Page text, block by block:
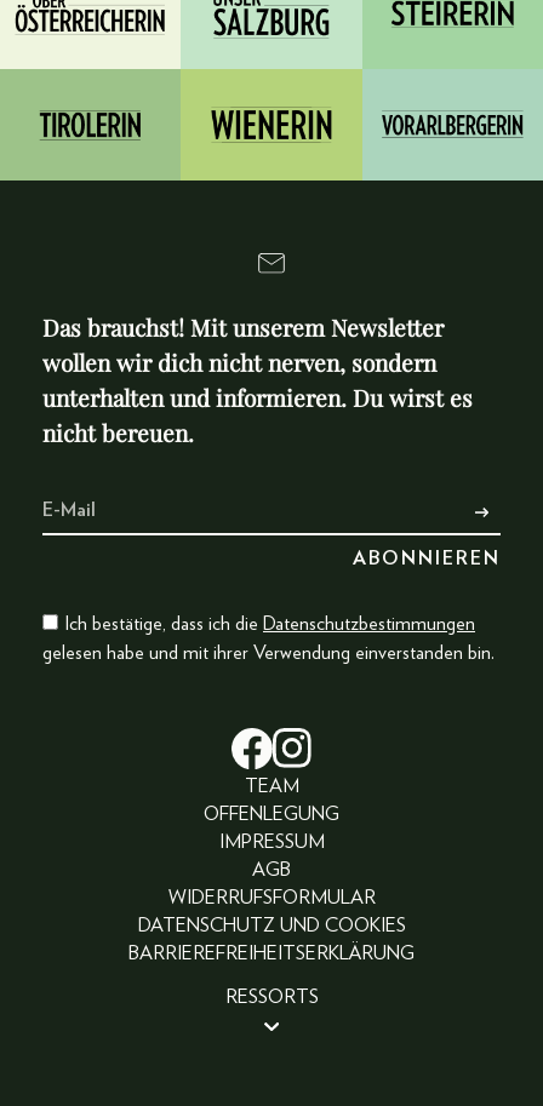
Das brauchst! Mit unserem Newsletter
wollen wir dich nicht nerven, sondern
unterhalten und informieren. Du wirst es
nicht bereuen.
Ich bestätige, dass ich die Datenschutzbestimmungen
gelesen habe und mit ihrer Verwendung einverstanden bin.
TEAM
OFFENLEGUNG
IMPRESSUM
AGB
WIDERRUFSFORMULAR
DATENSCHUTZ UND COOKIES
BARRIEREFREIHEITSERKLÄRUNG
RESSORTS